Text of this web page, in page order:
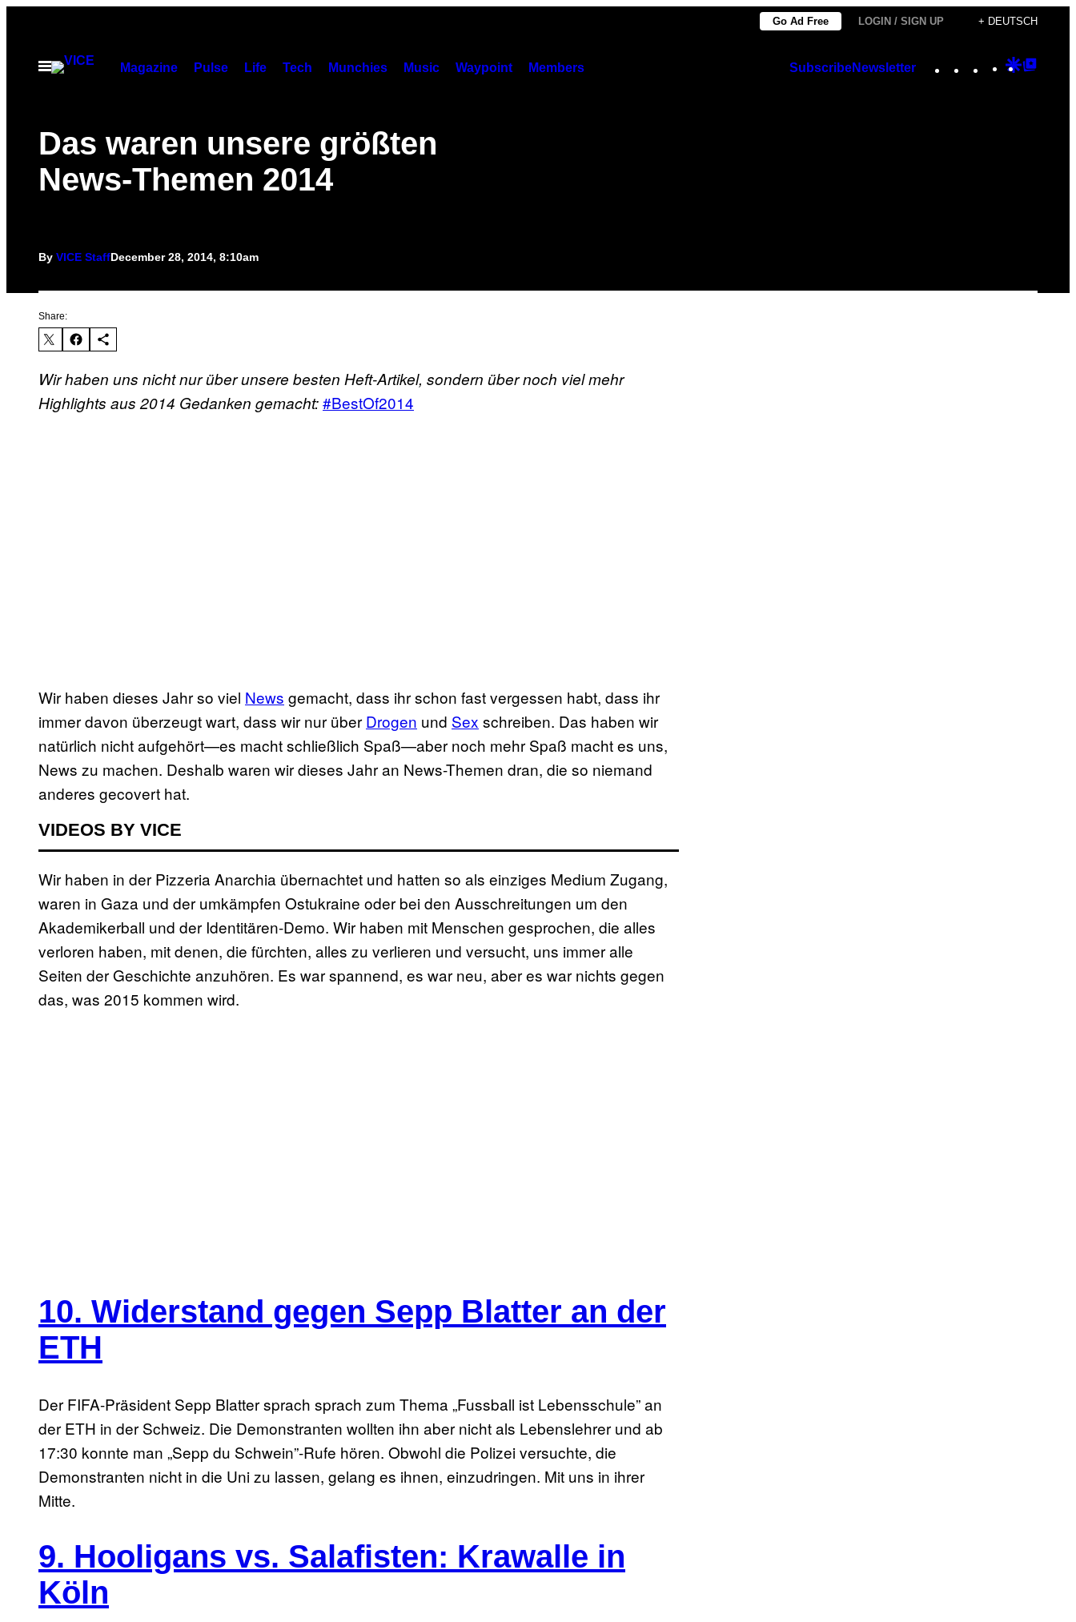
content
Go Ad Free LOGIN / SIGN UP + DEUTSCH
Open
Magazine Pulse Life Tech Munchies Music Waypoint Members SubscribeNewsletter Instagram
TikTok
YouTube
Google
Das waren unsere größten
News-Themen 2014
By VICE StaffDecember 28, 2014, 8:10am
Share:
Wir haben uns nicht nur über unsere besten Heft-Artikel, sondern über noch viel mehr
Highlights aus 2014 Gedanken gemacht:#BestOf2014
Wir haben dieses Jahr so viel News gemacht, dass ihr schon fast vergessen habt, dass ihr
immer davon überzeugt wart, dass wir nur über Drogen und Sex schreiben. Das haben wir
natürlich nicht aufgehört—es macht schließlich Spaß—aber noch mehr Spaß macht es uns,
News zu machen. Deshalb waren wir dieses Jahr an News-Themen dran, die so niemand
anderes gecovert hat.
VIDEOS BY VICE
Wir haben in der Pizzeria Anarchia übernachtet und hatten so als einziges Medium Zugang,
waren in Gaza und der umkämpfen Ostukraine oder bei den Ausschreitungen um den
Akademikerball und der Identitären-Demo. Wir haben mit Menschen gesprochen, die alles
verloren haben, mit denen, die fürchten, alles zu verlieren und versucht, uns immer alle
Seiten der Geschichte anzuhören. Es war spannend, es war neu, aber es war nichts gegen
das, was 2015 kommen wird.
10. Widerstand gegen Sepp Blatter an der
ETH
Der FIFA-Präsident Sepp Blatter sprach sprach zum Thema „Fussball ist Lebensschule” an
der ETH in der Schweiz. Die Demonstranten wollten ihn aber nicht als Lebenslehrer und ab
17:30 konnte man „Sepp du Schwein”-Rufe hören. Obwohl die Polizei versuchte, die
Demonstranten nicht in die Uni zu lassen, gelang es ihnen, einzudringen. Mit uns in ihrer
Mitte.
9. Hooligans vs. Salafisten: Krawalle in
Köln